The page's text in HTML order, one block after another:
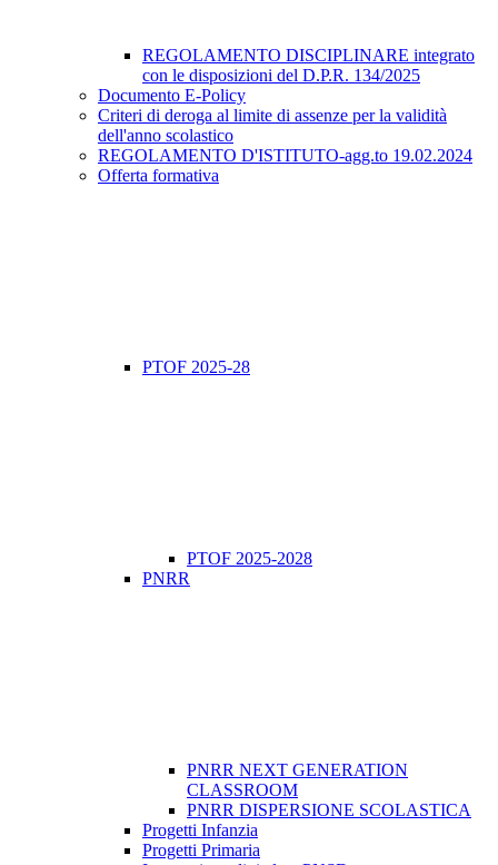
REGOLAMENTO DISCIPLINARE integrato
con le disposizioni del D.P.R. 134/2025
Documento E-Policy
Criteri di deroga al limite di assenze per la validità
dell'anno scolastico
REGOLAMENTO D'ISTITUTO-agg.to 19.02.2024
Offerta formativa
PTOF 2025-28
PTOF 2025-2028
PNRR
PNRR NEXT GENERATION
CLASSROOM
PNRR DISPERSIONE SCOLASTICA
Progetti Infanzia
Progetti Primaria